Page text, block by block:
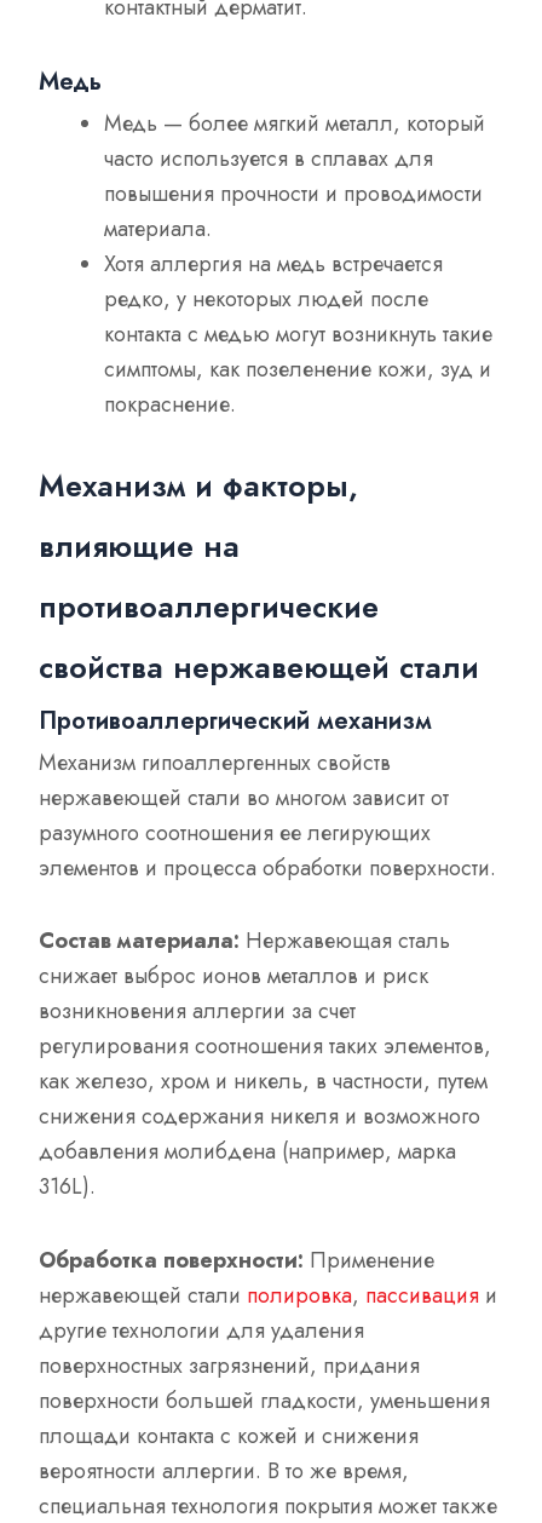
контактный дерматит.
Медь
Медь — более мягкий металл, который
часто используется в сплавах для
повышения прочности и проводимости
материала.
Хотя аллергия на медь встречается
редко, у некоторых людей после
контакта с медью могут возникнуть такие
симптомы, как позеленение кожи, зуд и
покраснение.
Механизм и факторы,
влияющие на
противоаллергические
свойства нержавеющей стали
Противоаллергический механизм
Механизм гипоаллергенных свойств
нержавеющей стали во многом зависит от
разумного соотношения ее легирующих
элементов и процесса обработки поверхности.
Состав материала: Нержавеющая сталь
снижает выброс ионов металлов и риск
возникновения аллергии за счет
регулирования соотношения таких элементов,
как железо, хром и никель, в частности, путем
снижения содержания никеля и возможного
добавления молибдена (например, марка
316L).
Обработка поверхности: Применение
нержавеющей стали полировка, пассивация и
другие технологии для удаления
поверхностных загрязнений, придания
поверхности большей гладкости, уменьшения
площади контакта с кожей и снижения
вероятности аллергии. В то же время,
специальная технология покрытия может также